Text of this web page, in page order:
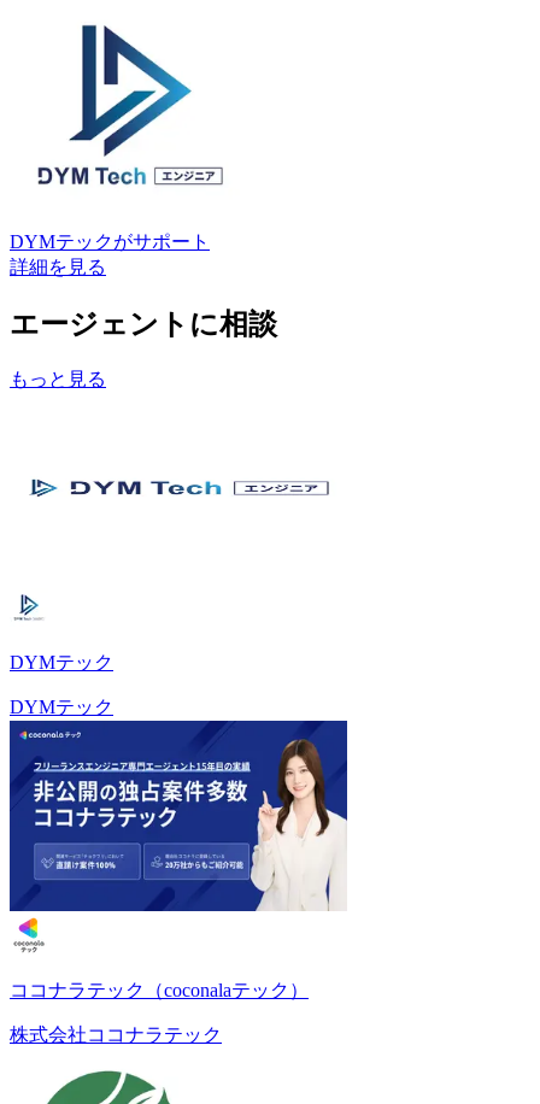
DYMテックがサポート
詳細を見る
エージェントに相談
もっと見る
DYMテック
DYMテック
ココナラテック（coconalaテック）
株式会社ココナラテック